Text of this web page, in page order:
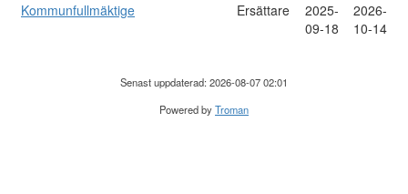
Kommunfullmäktige
Ersättare
2025-
09-18
2026-
10-14
Senast uppdaterad: 2026-08-07 02:01
Powered byTroman